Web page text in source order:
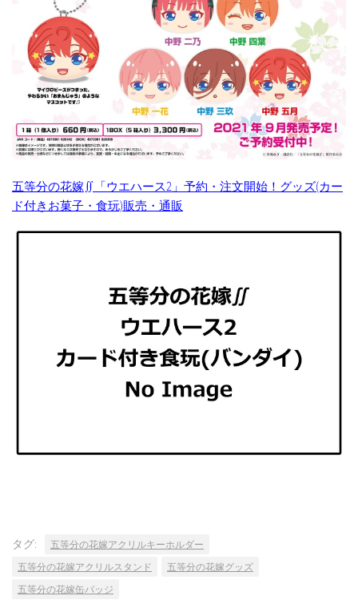
五等分の花嫁∬「ウエハース2」予約・注文開始！グッズ(カー
ド付きお菓子・食玩)販売・通販
タグ:
五等分の花嫁アクリルキーホルダー
五等分の花嫁アクリルスタンド
五等分の花嫁グッズ
五等分の花嫁缶バッジ